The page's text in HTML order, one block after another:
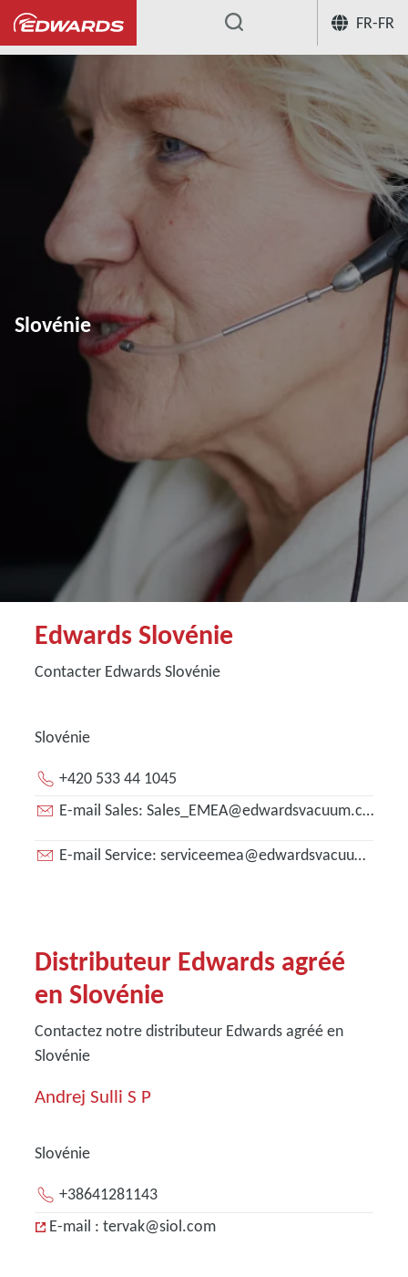
FR-FR
...
Slovénie
Edwards Slovénie
Contacter Edwards Slovénie
Slovénie
+420 533 44 1045
E-mail Sales: Sales_EMEA@edwardsvacuum.com
E-mail Service: serviceemea@edwardsvacuum.com
Distributeur Edwards agréé
en Slovénie
Contactez notre distributeur Edwards agréé en
Slovénie
Andrej Sulli S P
Slovénie
+38641281143
E-mail : tervak@siol.com